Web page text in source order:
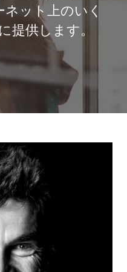
ット上のいく
提供します。